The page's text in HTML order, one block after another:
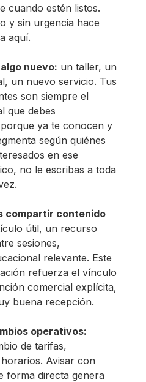
cuando estén listos.
y sin urgencia hace
aquí.
nuevo: un taller, un
un nuevo servicio. Tus
son siempre el
que debes
ya te conocen y
según quiénes
en ese
no le escribas a toda
compartir contenido
útil, un recurso
sesiones,
relevante. Este
refuerza el vínculo
comercial explícita,
buena recepción.
operativos:
de tarifas,
Avisar con
forma directa genera